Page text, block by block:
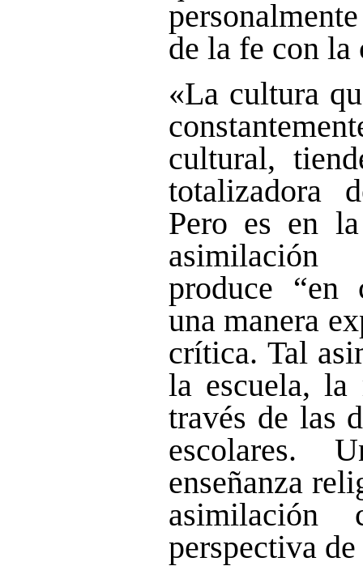
de la fe con la
«La cultura
cultural,
totalizadora
Pero es en
produce “en
una manera
crítica. Tal
la escuela,
través de las
escolares.
enseñanza
asimilación
perspectiva